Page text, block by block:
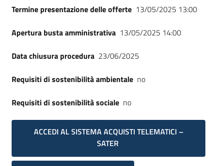
Termine presentazione delle offerte 13/05/2025 13:00
Apertura busta amministrativa 13/05/2025 14:00
Data chiusura procedura 23/06/2025
Requisiti di sostenibilità ambientale no
Requisiti di sostenibilità sociale no
ACCEDI AL SISTEMA ACQUISTI TELEMATICI –
SATER